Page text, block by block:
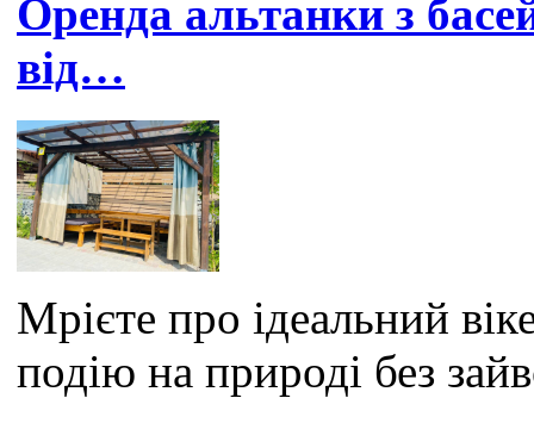
Оренда альтанки з
від…
Мрієте про ідеальний
подію на природі без